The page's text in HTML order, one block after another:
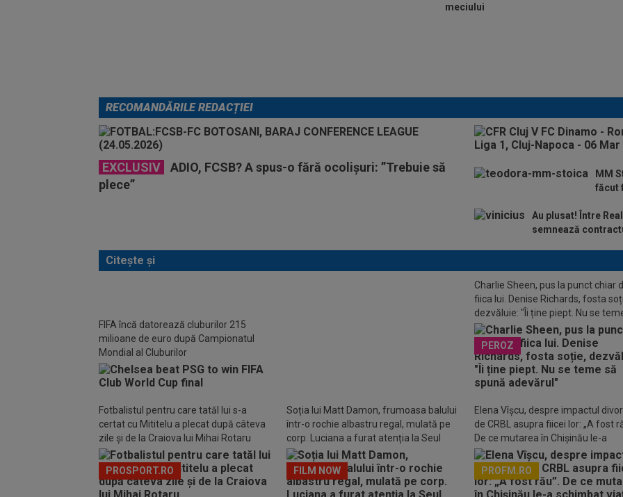
meciului
RECOMANDĂRILE REDACȚIEI
EXCLUSIV
ADIO, FCSB? A spus-o fără ocolișuri: ”Trebuie să
plece”
MM
făcut
Au plusat! Între
semnează
Citește și
FIFA încă datorează cluburilor 215
milioane de euro după Campionatul
Mondial al Cluburilor
Charlie Sheen, pus la punct chiar
fiica lui. Denise Richards, fosta
dezvăluie: "Îi ține piept. Nu se
spună adevărul"
PEROZ
Fotbalistul pentru care tatăl lui s-a
certat cu Mititelu a plecat după câteva
zile și de la Craiova lui Mihai Rotaru
PROSPORT.RO
Soția lui Matt Damon, frumoasa balului
într-o rochie albastru regal, mulată pe
corp. Luciana a furat atenția la Seul
FILM NOW
Elena Vîșcu, despre impactul
de CRBL asupra fiicei lor: „A fost
De ce mutarea în Chișinău le-a
schimbat viața
PROFM.RO